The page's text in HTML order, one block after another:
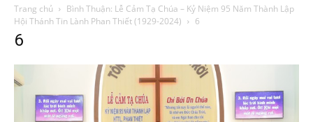
Trang chủ
Bình Thuận: Lễ Cảm Tạ Chúa – Kỷ Niệm 95 Năm Thành Lập
Hội Thánh Tin Lành Phan Thiết (1929-2024)
6
6